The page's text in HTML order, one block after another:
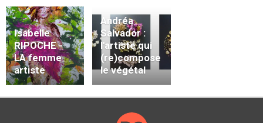
Isabelle
RIPOCHE -
LA femme
artiste
Andréa
Salvador :
l'artiste qui
(re)compose
le végétal